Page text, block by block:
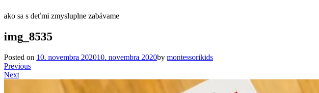
ako sa s deťmi zmysluplne zabávame
img_8535
Posted on 10. novembra 202010. novembra 2020by montessorikids
Previous
Next